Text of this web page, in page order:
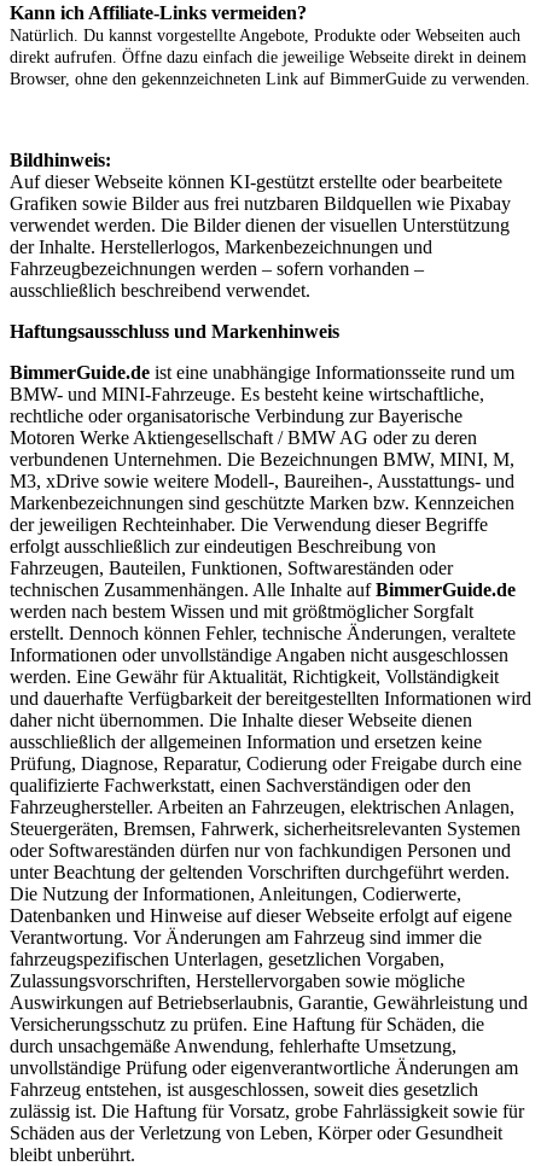
Kann ich Affiliate-Links vermeiden?
Natürlich. Du kannst vorgestellte Angebote, Produkte oder Webseiten auch
direkt aufrufen. Öffne dazu einfach die jeweilige Webseite direkt in deinem
Browser, ohne den gekennzeichneten Link auf BimmerGuide zu verwenden.
Bildhinweis:
Auf dieser Webseite können KI-gestützt erstellte oder bearbeitete
Grafiken sowie Bilder aus frei nutzbaren Bildquellen wie Pixabay
verwendet werden. Die Bilder dienen der visuellen Unterstützung
der Inhalte. Herstellerlogos, Markenbezeichnungen und
Fahrzeugbezeichnungen werden – sofern vorhanden –
ausschließlich beschreibend verwendet.
Haftungsausschluss und Markenhinweis
BimmerGuide.de ist eine unabhängige Informationsseite rund um
BMW- und MINI-Fahrzeuge. Es besteht keine wirtschaftliche,
rechtliche oder organisatorische Verbindung zur Bayerische
Motoren Werke Aktiengesellschaft / BMW AG oder zu deren
verbundenen Unternehmen. Die Bezeichnungen BMW, MINI, M,
M3, xDrive sowie weitere Modell-, Baureihen-, Ausstattungs- und
Markenbezeichnungen sind geschützte Marken bzw. Kennzeichen
der jeweiligen Rechteinhaber. Die Verwendung dieser Begriffe
erfolgt ausschließlich zur eindeutigen Beschreibung von
Fahrzeugen, Bauteilen, Funktionen, Softwareständen oder
technischen Zusammenhängen. Alle Inhalte aufBimmerGuide.de
werden nach bestem Wissen und mit größtmöglicher Sorgfalt
erstellt. Dennoch können Fehler, technische Änderungen, veraltete
Informationen oder unvollständige Angaben nicht ausgeschlossen
werden. Eine Gewähr für Aktualität, Richtigkeit, Vollständigkeit
und dauerhafte Verfügbarkeit der bereitgestellten Informationen wird
daher nicht übernommen. Die Inhalte dieser Webseite dienen
ausschließlich der allgemeinen Information und ersetzen keine
Prüfung, Diagnose, Reparatur, Codierung oder Freigabe durch eine
qualifizierte Fachwerkstatt, einen Sachverständigen oder den
Fahrzeughersteller. Arbeiten an Fahrzeugen, elektrischen Anlagen,
Steuergeräten, Bremsen, Fahrwerk, sicherheitsrelevanten Systemen
oder Softwareständen dürfen nur von fachkundigen Personen und
unter Beachtung der geltenden Vorschriften durchgeführt werden.
Die Nutzung der Informationen, Anleitungen, Codierwerte,
Datenbanken und Hinweise auf dieser Webseite erfolgt auf eigene
Verantwortung. Vor Änderungen am Fahrzeug sind immer die
fahrzeugspezifischen Unterlagen, gesetzlichen Vorgaben,
Zulassungsvorschriften, Herstellervorgaben sowie mögliche
Auswirkungen auf Betriebserlaubnis, Garantie, Gewährleistung und
Versicherungsschutz zu prüfen. Eine Haftung für Schäden, die
durch unsachgemäße Anwendung, fehlerhafte Umsetzung,
unvollständige Prüfung oder eigenverantwortliche Änderungen am
Fahrzeug entstehen, ist ausgeschlossen, soweit dies gesetzlich
zulässig ist. Die Haftung für Vorsatz, grobe Fahrlässigkeit sowie für
Schäden aus der Verletzung von Leben, Körper oder Gesundheit
bleibt unberührt.